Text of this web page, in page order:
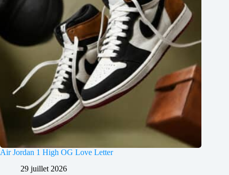
Air Jordan 1 High OG Love Letter
29 juillet 2026